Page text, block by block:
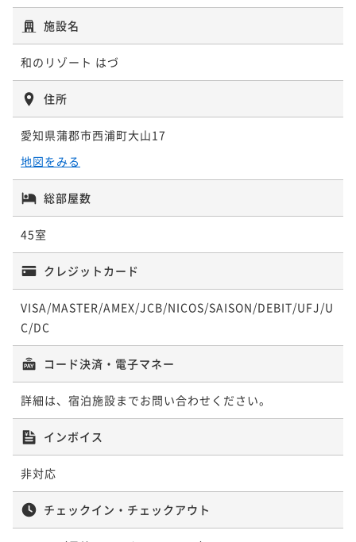
ポイントアップ
【標準客室×基本プラン】三河湾を望む西浦温泉♪極
上幡豆和牛尽くしと地魚舟盛会席
二食付き
ポイント即利用で最大7％OFF
施設名
和のリゾート はづ
住所
愛知県蒲郡市西浦町大山17
地図をみる
総部屋数
45室
クレジットカード
VISA/MASTER/AMEX/JCB/NICOS/SAISON/DEBIT/UFJ/U
C/DC
コード決済・電子マネー
詳細は、宿泊施設までお問い合わせください。
インボイス
非対応
チェックイン・チェックアウト